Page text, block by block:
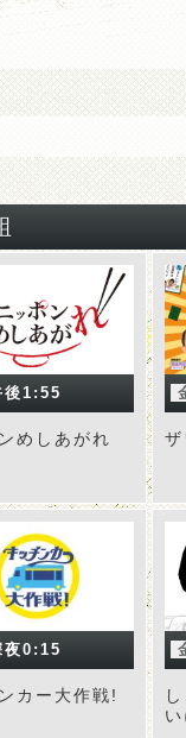
後1:55
めしあがれ
夜0:15
カー大作戦!